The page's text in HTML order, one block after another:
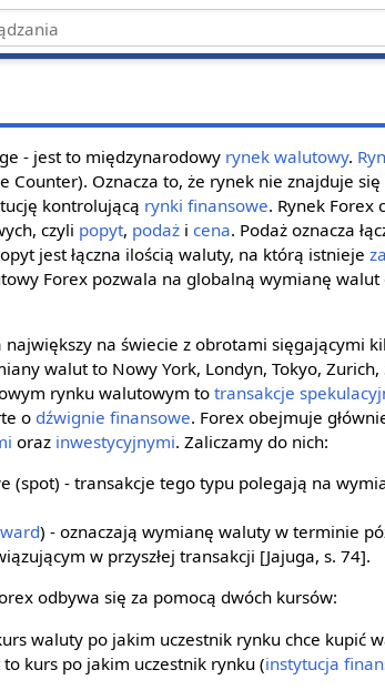
- jest to międzynarodowy rynek walutowy.
Counter). Oznacza to, że rynek nie znajduje
kontrolującą rynki finansowe. Rynek Forex
czyli popyt, podaż icena. Podaż oznacza
jest łączna ilością waluty, na którą istnieje
Forex pozwala na globalną wymianę
największy na świecie z obrotami sięgającymi
walut to Nowy York, Londyn, Tokyo,
rynku walutowym totransakcje
o dźwignie finansowe. Forex obejmuje
oraz inwestycyjnymi. Zaliczamy do nich:
(spot) - transakcje tego typu polegają na
) - oznaczają wymianę waluty w terminie
w przyszłej transakcji [Jajuga, s. 74].
odbywa się za pomocą dwóch kursów:
waluty po jakim uczestnik rynku chce kupić
to kurs po jakim uczestnik rynku (instytucja